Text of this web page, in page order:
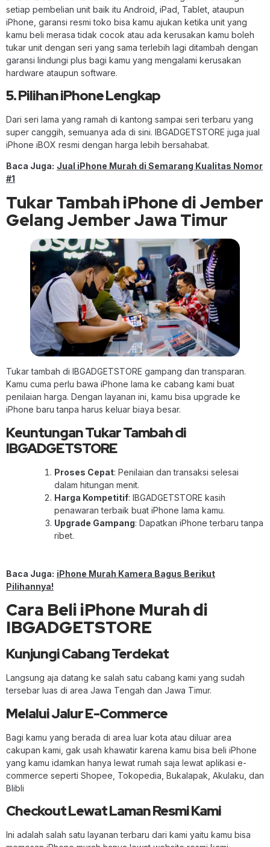
setiap pembelian unit baik itu Android, iPad, Tablet, ataupun
iPhone, garansi resmi toko bisa kamu ajukan ketika unit yang
kamu beli merasa tidak cocok atau ada kerusakan kamu boleh
tukar unit dengan seri yang sama terlebih lagi ditambah dengan
garansi lindungi plus bagi kamu yang mengalami kerusakan
hardware ataupun software.
5. Pilihan iPhone Lengkap
Dari seri lama yang ramah di kantong sampai seri terbaru yang
super canggih, semuanya ada di sini. IBGADGETSTORE juga jual
iPhone iBOX resmi dengan harga lebih bersahabat.
Baca Juga: Jual iPhone Murah di Semarang Kualitas Nomor
#1
Tukar Tambah iPhone di Jember
Gelang Jember Jawa Timur
Tukar tambah di IBGADGETSTORE gampang dan transparan.
Kamu cuma perlu bawa iPhone lama ke cabang kami buat
penilaian harga. Dengan layanan ini, kamu bisa upgrade ke
iPhone baru tanpa harus keluar biaya besar.
Keuntungan Tukar Tambah di
IBGADGETSTORE
Proses Cepat: Penilaian dan transaksi selesai
dalam hitungan menit.
Harga Kompetitif: IBGADGETSTORE kasih
penawaran terbaik buat iPhone lama kamu.
Upgrade Gampang: Dapatkan iPhone terbaru tanpa
ribet.
Baca Juga: iPhone Murah Kamera Bagus Berikut
Pilihannya!
Cara Beli iPhone Murah di
IBGADGETSTORE
Kunjungi Cabang Terdekat
Langsung aja datang ke salah satu cabang kami yang sudah
tersebar luas di area Jawa Tengah dan Jawa Timur.
Melalui Jalur E-Commerce
Bagi kamu yang berada di area luar kota atau diluar area
cakupan kami, gak usah khawatir karena kamu bisa beli iPhone
yang kamu idamkan hanya lewat rumah saja lewat aplikasi e-
commerce seperti Shopee, Tokopedia, Bukalapak, Akulaku, dan
Blibli
Checkout Lewat Laman Resmi Kami
Ini adalah salah satu layanan terbaru dari kami yaitu kamu bisa